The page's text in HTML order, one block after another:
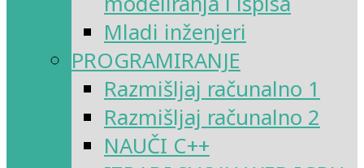
Mladi inženjeri
PROGRAMIRANJE
Razmišljaj računalno 1
Razmišljaj računalno 2
NAUČI C++